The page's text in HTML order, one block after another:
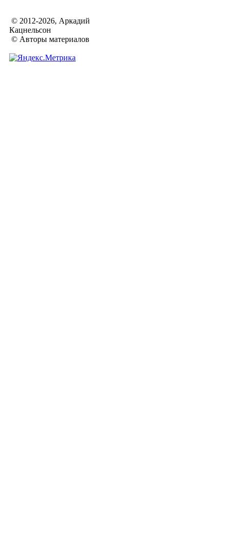
© 2012-2026, Аркадий
Кацнельсон
© Авторы материалов